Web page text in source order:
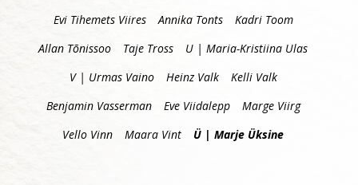
Evi Tihemets Viires
Annika Tonts
Kadri Toom
Allan Tõnissoo
Taje Tross
U | Maria-Kristiina Ulas
V | Urmas Vaino
Heinz Valk
Kelli Valk
Benjamin Vasserman
Eve Viidalepp
Marge Viirg
Vello Vinn
Maara Vint Ü | Marje Üksine